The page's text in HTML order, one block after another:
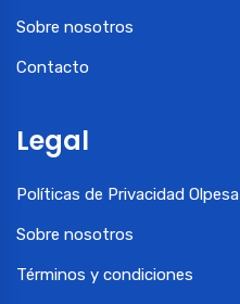
Sobre nosotros
Contacto
Legal
Políticas de Privacidad
Sobre nosotros
Términos y condiciones